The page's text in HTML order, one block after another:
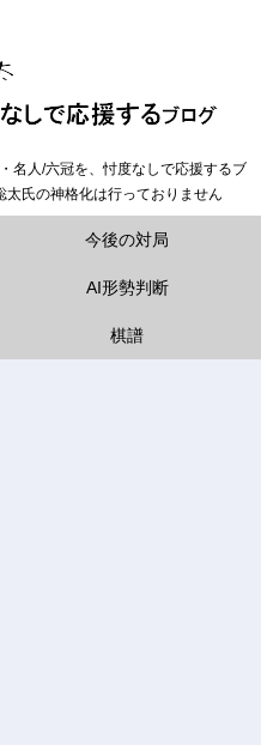
名人/六冠を、忖度なしで応援するブ
氏の神格化は行っておりません
今後の対局
AI形勢判断
棋譜